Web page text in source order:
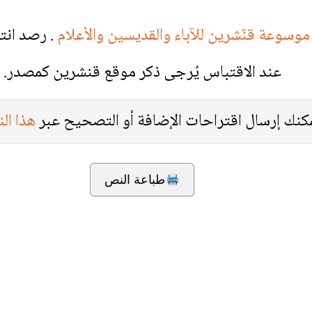
موسوعة قنّشرين للآباء والقديسين والأعلام. رصد
عند الاقتباس يُرجى ذكر موقع قنشرين كمصدر.
إرسال اقتراحات الإضافة أو التصحيح عبرهذا
طباعة النص